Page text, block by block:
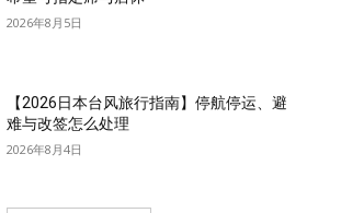
2026年8月5日
【2026日本台风旅行指南】停航停运、避
难与改签怎么处理
2026年8月4日